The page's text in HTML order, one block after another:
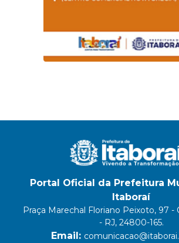
Portal Oficial da Prefeitura
Itaboraí
Praça Marechal Floriano Peixoto, 97 -
- RJ, 24800-165.
Email: